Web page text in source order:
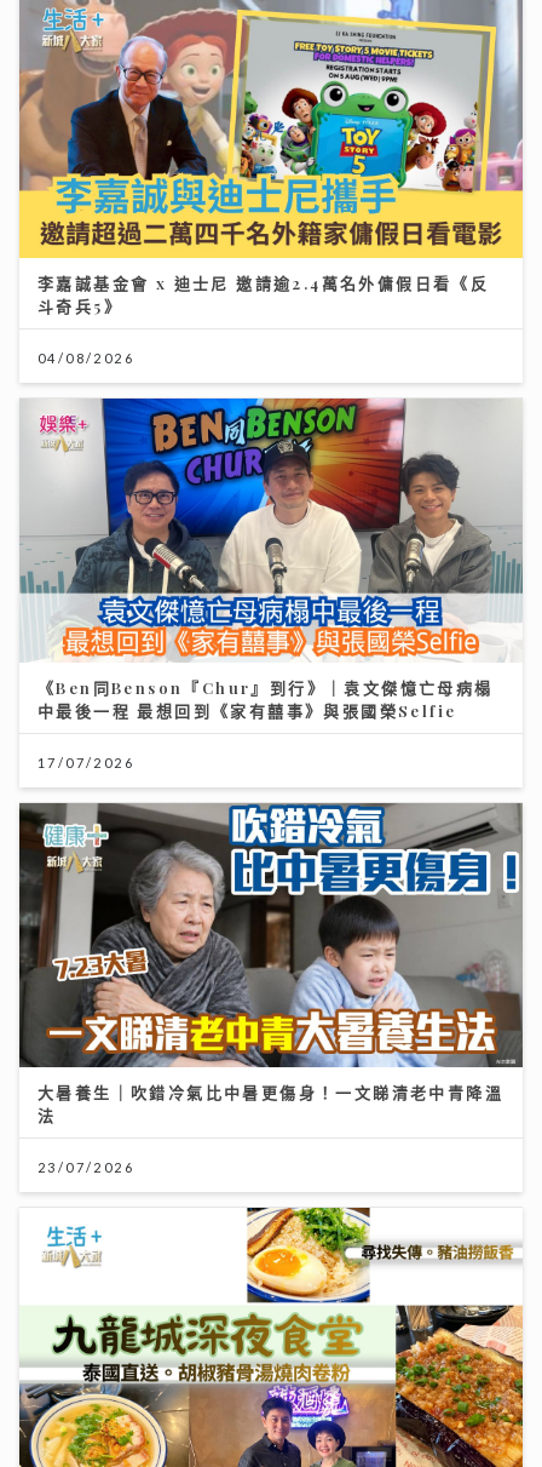
李嘉誠基金會 x 迪士尼 邀請逾2.4萬名外傭假日看《反
斗奇兵5》
04/08/2026
《Ben同Benson『Chur』到行》｜袁文傑憶亡母病榻
中最後一程 最想回到《家有囍事》與張國榮Selfie
17/07/2026
大暑養生｜吹錯冷氣比中暑更傷身！一文睇清老中青降溫
法
23/07/2026